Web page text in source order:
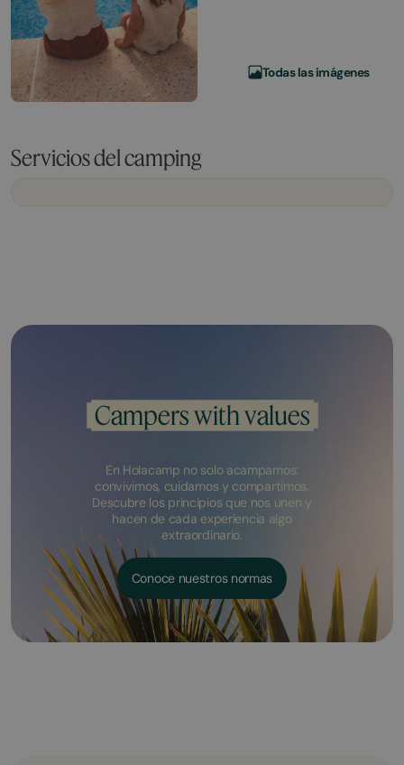
Todas las imágenes
Servicios del camping
Campers with values
En Holacamp no solo acampamos:
convivimos, cuidamos y compartimos.
Descubre los principios que nos unen y
hacen de cada experiencia algo
extraordinario.
Conoce nuestros normas